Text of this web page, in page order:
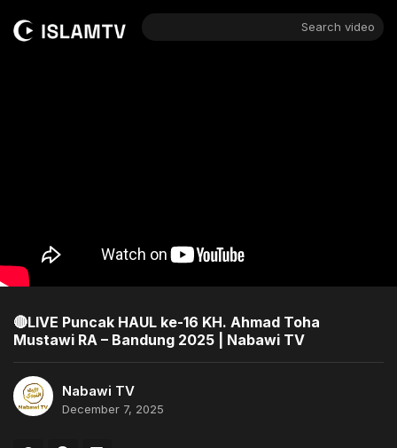
Search video
🔴LIVE Puncak HAUL ke-16 KH. Ahmad Toha
Mustawi RA – Bandung 2025 | Nabawi TV
Nabawi TV
December 7, 2025